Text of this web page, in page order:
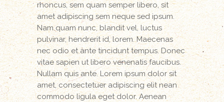
rhoncus, sem quam semper libero, sit
amet adipiscing sem neque sed ipsum.
Nam quam nunc, blandit vel, luctus
pulvinar, hendrerit id, lorem. Maecenas
nec odio et ante tincidunt tempus. Donec
vitae sapien ut libero venenatis faucibus.
Nullam quis ante. Lorem ipsum dolor sit
amet, consectetuer adipiscing elit nean
commodo ligula eget dolor. Aenean